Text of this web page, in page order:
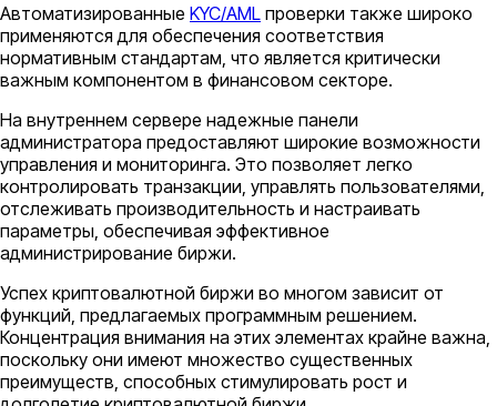
Автоматизированные KYC/AML проверки также широко
применяются для обеспечения соответствия
нормативным стандартам, что является критически
важным компонентом в финансовом секторе.
На внутреннем сервере надежные панели
администратора предоставляют широкие возможности
управления и мониторинга. Это позволяет легко
контролировать транзакции, управлять пользователями,
отслеживать производительность и настраивать
параметры, обеспечивая эффективное
администрирование биржи.
Успех криптовалютной биржи во многом зависит от
функций, предлагаемых программным решением.
Концентрация внимания на этих элементах крайне важна,
поскольку они имеют множество существенных
преимуществ, способных стимулировать рост и